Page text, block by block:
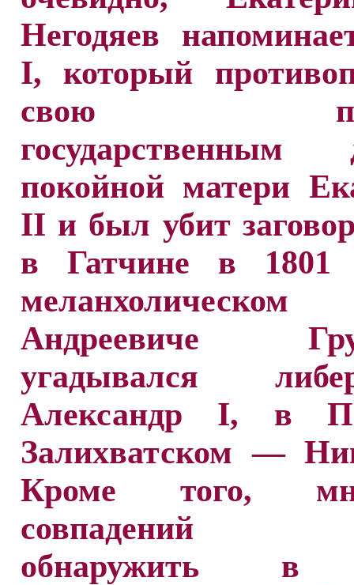
Негодяев
I, который
свою
государственным
покойной матери
II и был убит
в Гатчине в 1801
меланхолическом
Андреевиче
угадывался
Александр I, в
Залихватском —
Кроме того,
совпадений
обнаружить в